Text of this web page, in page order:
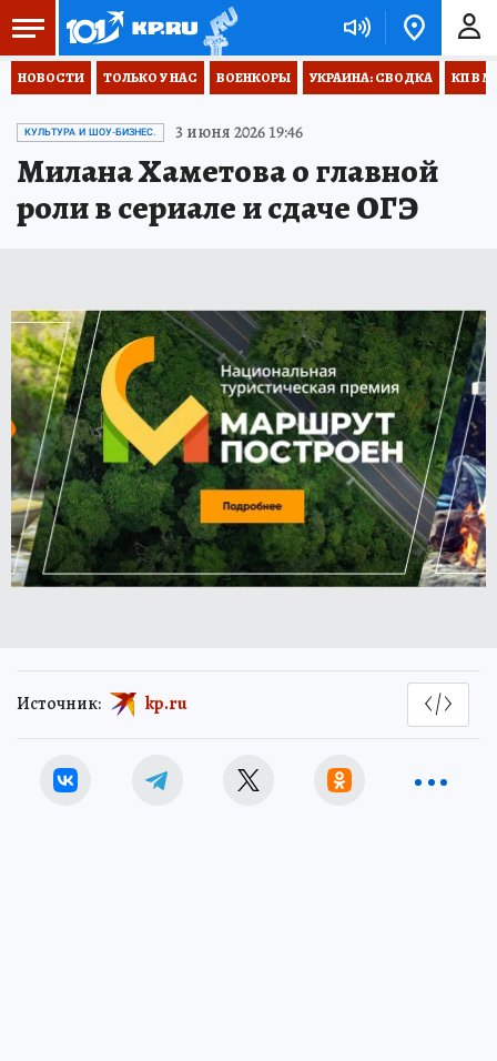
НОВОСТИ ТОЛЬКО У НАС ВОЕНКОРЫ УКРАИНА: СВОДКА КП В
КУЛЬТУРА И ШОУ-БИЗНЕС. 3 июня 2026 19:46
Милана Хаметова о главной
роли в сериале и сдаче ОГЭ
Источник: kp.ru